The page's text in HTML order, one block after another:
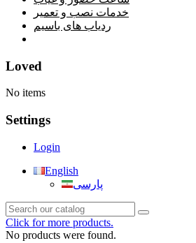
خدمات نصب و تعمیر
ردیاب های باسیم
Loved
No items
Settings
Login
English
پارسی
Click for more products.
No products were found.